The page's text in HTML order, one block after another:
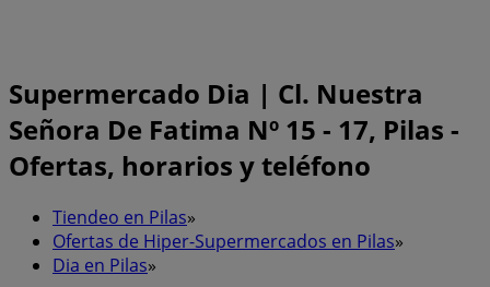
Supermercado Dia | Cl. Nuestra
Señora De Fatima Nº 15 - 17, Pilas -
Ofertas, horarios y teléfono
Tiendeo en Pilas»
Ofertas de Hiper-Supermercados en Pilas»
Dia en Pilas»